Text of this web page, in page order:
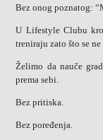
Bez onog poznatog:
U Lifestyle Clubu
treniraju zato što se
Želimo da nauče
prema sebi.
Bez pritiska.
Bez poređenja.